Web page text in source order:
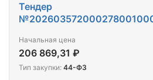
Тендер
Начальная цена
206 869,31 ₽
Тип закупки: 44-ФЗ